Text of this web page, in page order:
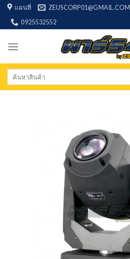
Skip
content
แผนที่ ZEUSCORP01@GMAIL.COM
0925532552
Search